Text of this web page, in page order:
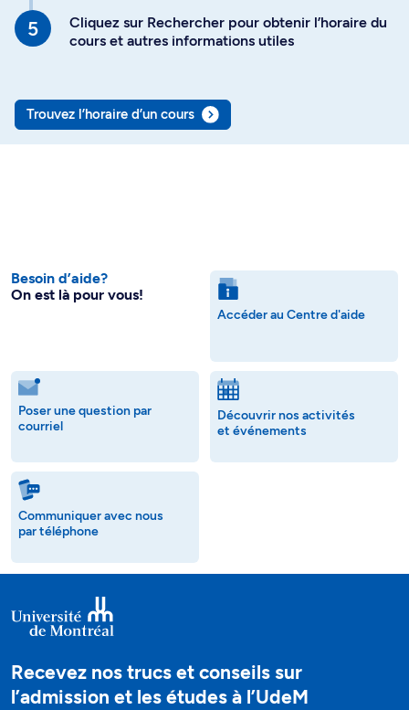
Cliquez sur Rechercher pour obtenir l’horaire du
cours et autres informations utiles
Trouvez l’horaire d’un cours
Besoin d’aide?
On est là pour vous!
Accéder au Centre d'aide
Poser une question par
courriel
Découvrir nos activités
et événements
Communiquer avec nous
par téléphone
Recevez nos trucs et conseils sur
l’admission et les études à l’UdeM